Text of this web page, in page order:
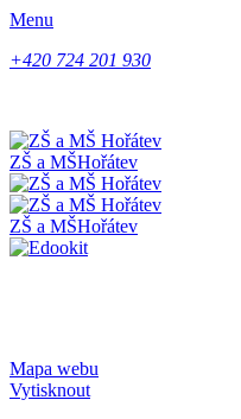
Menu
+420 724 201 930
ZŠ a MŠHořátev
ZŠ a MŠHořátev
Mapa webu
Vytisknout